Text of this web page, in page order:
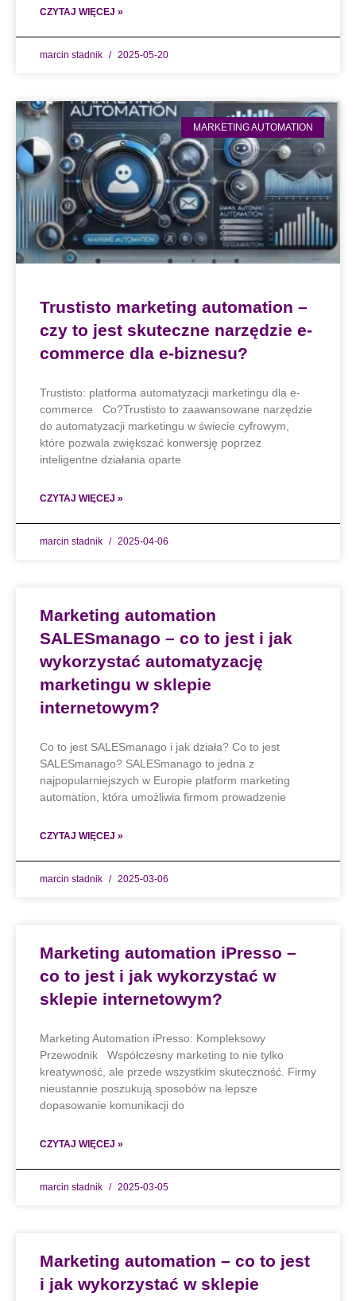
CZYTAJ WIĘCEJ »
marcin stadnik 2025-05-20
MARKETING AUTOMATION
Trustisto marketing automation –
czy to jest skuteczne narzędzie e-
commerce dla e-biznesu?
Trustisto: platforma automatyzacji marketingu dla e-
commerce Co?Trustisto to zaawansowane narzędzie
do automatyzacji marketingu w świecie cyfrowym,
które pozwala zwiększać konwersję poprzez
inteligentne działania oparte
CZYTAJ WIĘCEJ »
marcin stadnik 2025-04-06
Marketing automation
SALESmanago – co to jest i jak
wykorzystać automatyzację
marketingu w sklepie
internetowym?
Co to jest SALESmanago i jak działa? Co to jest
SALESmanago? SALESmanago to jedna z
najpopularniejszych w Europie platform marketing
automation, która umożliwia firmom prowadzenie
CZYTAJ WIĘCEJ »
marcin stadnik 2025-03-06
Marketing automation iPresso –
co to jest i jak wykorzystać w
sklepie internetowym?
Marketing Automation iPresso: Kompleksowy
Przewodnik Współczesny marketing to nie tylko
kreatywność, ale przede wszystkim skuteczność. Firmy
nieustannie poszukują sposobów na lepsze
dopasowanie komunikacji do
CZYTAJ WIĘCEJ »
marcin stadnik 2025-03-05
Marketing automation – co to jest
i jak wykorzystać w sklepie